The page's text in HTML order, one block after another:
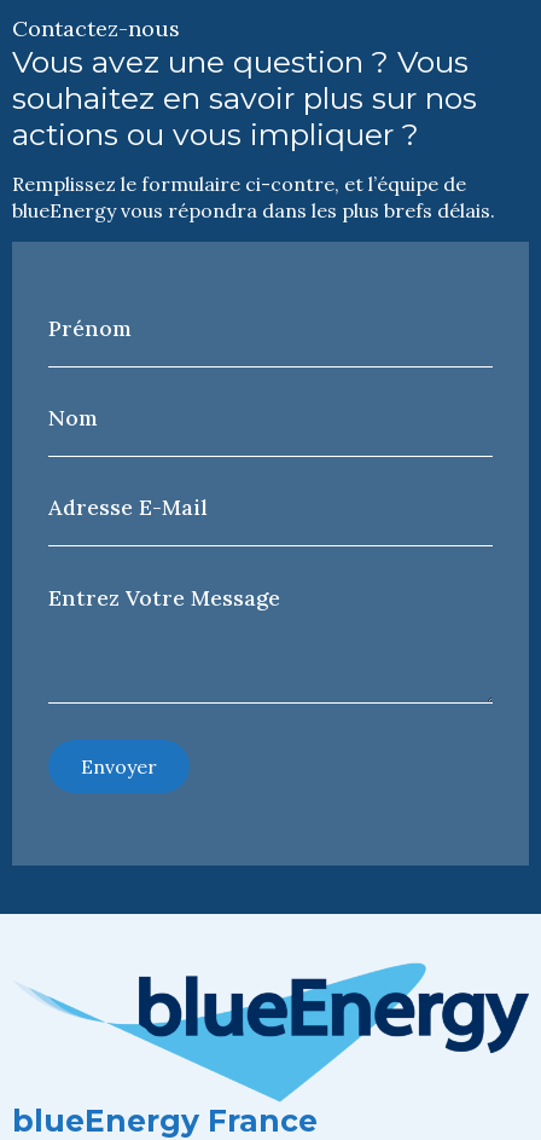
Contactez-nous
Vous avez une question ? Vous
souhaitez en savoir plus sur nos
actions ou vous impliquer ?
Remplissez le formulaire ci-contre, et l’équipe de
blueEnergy vous répondra dans les plus brefs délais.
Prénom
*
Nom
*
Adresse
e-
mail
Votre
Message
Envoyer
blueEnergy France